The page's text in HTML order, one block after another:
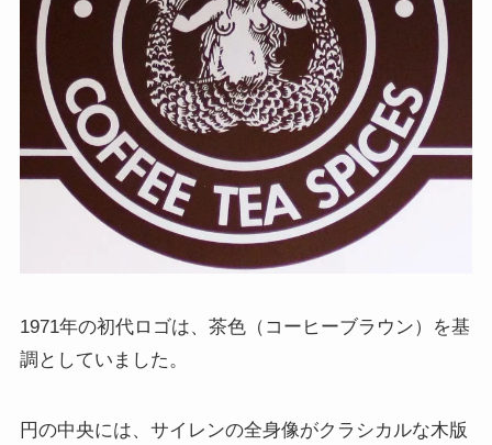
1971年の初代ロゴは、茶色（コーヒーブラウン）を基
調としていました。
円の中央には、サイレンの全身像がクラシカルな木版